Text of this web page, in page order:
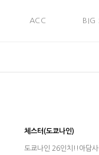
ACC BIG
체스터(도쿄나인)
도쿄나인 26인치!!아담사